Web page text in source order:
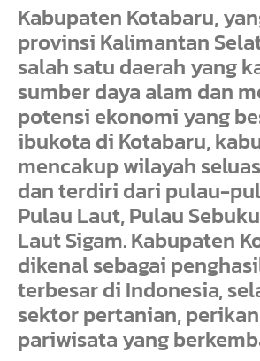
Kabupaten Kotabaru,
provinsi Kalimantan
salah satu daerah yang
sumber daya alam dan
potensi ekonomi yang
ibukota di Kotabaru,
mencakup wilayah
dan terdiri dari pulau-
Pulau Laut, Pulau
Laut Sigam. Kabupaten
dikenal sebagai
terbesar di Indonesia,
sektor pertanian,
pariwisata yang